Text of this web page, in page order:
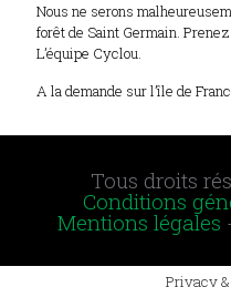
Nous ne serons
forêt de Saint Germain.
L’équipe Cyclou.
A la demande sur l’île de
Tous droits
Conditions
Mentions légales
Privacy